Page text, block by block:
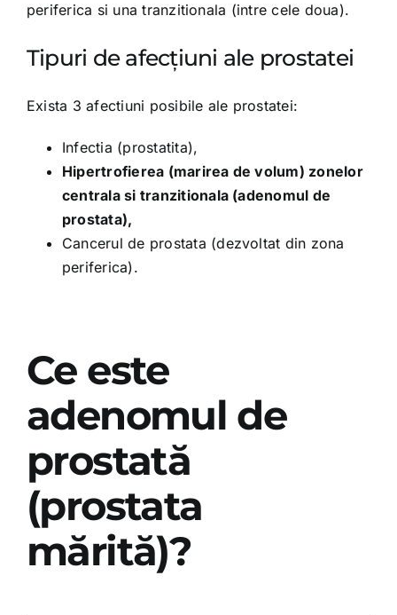
periferica si una tranzitionala (intre cele doua).
Tipuri de afecțiuni ale prostatei
Exista 3 afectiuni posibile ale prostatei:
Infectia (prostatita),
Hipertrofierea (marirea de volum) zonelor
centrala si tranzitionala (adenomul de
prostata),
Cancerul de prostata (dezvoltat din zona
periferica).
Ce este
adenomul de
prostată
(prostata
mărită)?